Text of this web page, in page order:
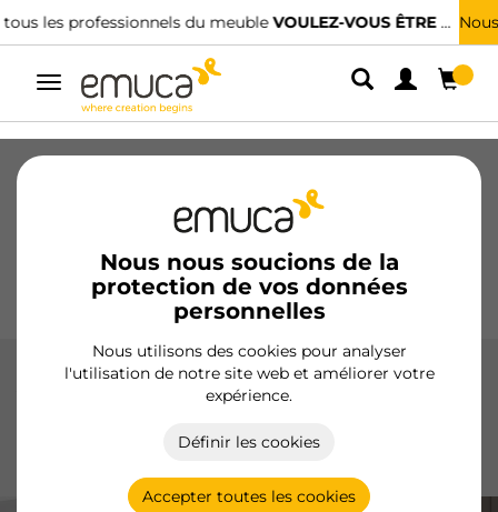
Nous avons des distributeurs spécialisés.TROUVER LE PLUS PROCHE
Alterner
navigation
Nous nous soucions de la
protection de vos données
personnelles
Nous utilisons des cookies pour analyser
l'utilisation de notre site web et améliorer votre
expérience.
Définir les cookies
Accepter toutes les cookies
Charnières
Cuisine Montage
Poignées Pieds Présentoirs
Accessories Concept
fonctionnalité et la personnalisation des tiroirs, avec des